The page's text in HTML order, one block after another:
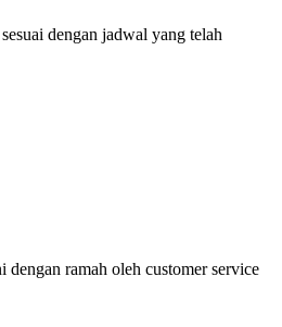
dengan jadwal yang telah
ramah oleh customer service